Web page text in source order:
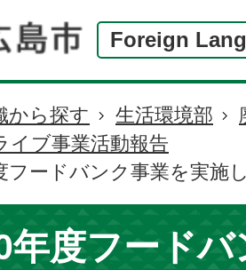
Foreign
から探す 生活環境部
イブ事業活動報告
フードバンク事業を実施
年度フード